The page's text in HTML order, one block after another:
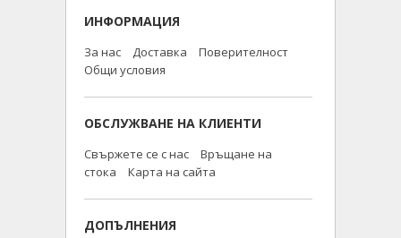
ИНФОРМАЦИЯ
За нас Доставка
Поверителност
Общи условия
ОБСЛУЖВАНЕ НА КЛИЕНТИ
Свържете се с нас
Връщане на
стока
Карта на сайта
ДОПЪЛНЕНИЯ